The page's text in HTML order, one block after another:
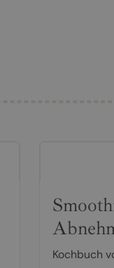
Kochbuch